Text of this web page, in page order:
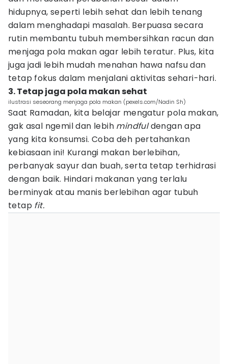
hidupnya, seperti lebih sehat dan lebih tenang
dalam menghadapi masalah. Berpuasa secara
rutin membantu tubuh membersihkan racun dan
menjaga pola makan agar lebih teratur. Plus, kita
juga jadi lebih mudah menahan hawa nafsu dan
tetap fokus dalam menjalani aktivitas sehari-hari.
3. Tetap jaga pola makan sehat
ilustrasi seseorang menjaga pola makan (pexels.com/Nadin Sh)
Saat Ramadan, kita belajar mengatur pola makan,
gak asal ngemil dan lebih mindfuldengan apa
yang kita konsumsi. Coba deh pertahankan
kebiasaan ini! Kurangi makan berlebihan,
perbanyak sayur dan buah, serta tetap terhidrasi
dengan baik. Hindari makanan yang terlalu
berminyak atau manis berlebihan agar tubuh
tetap fit.